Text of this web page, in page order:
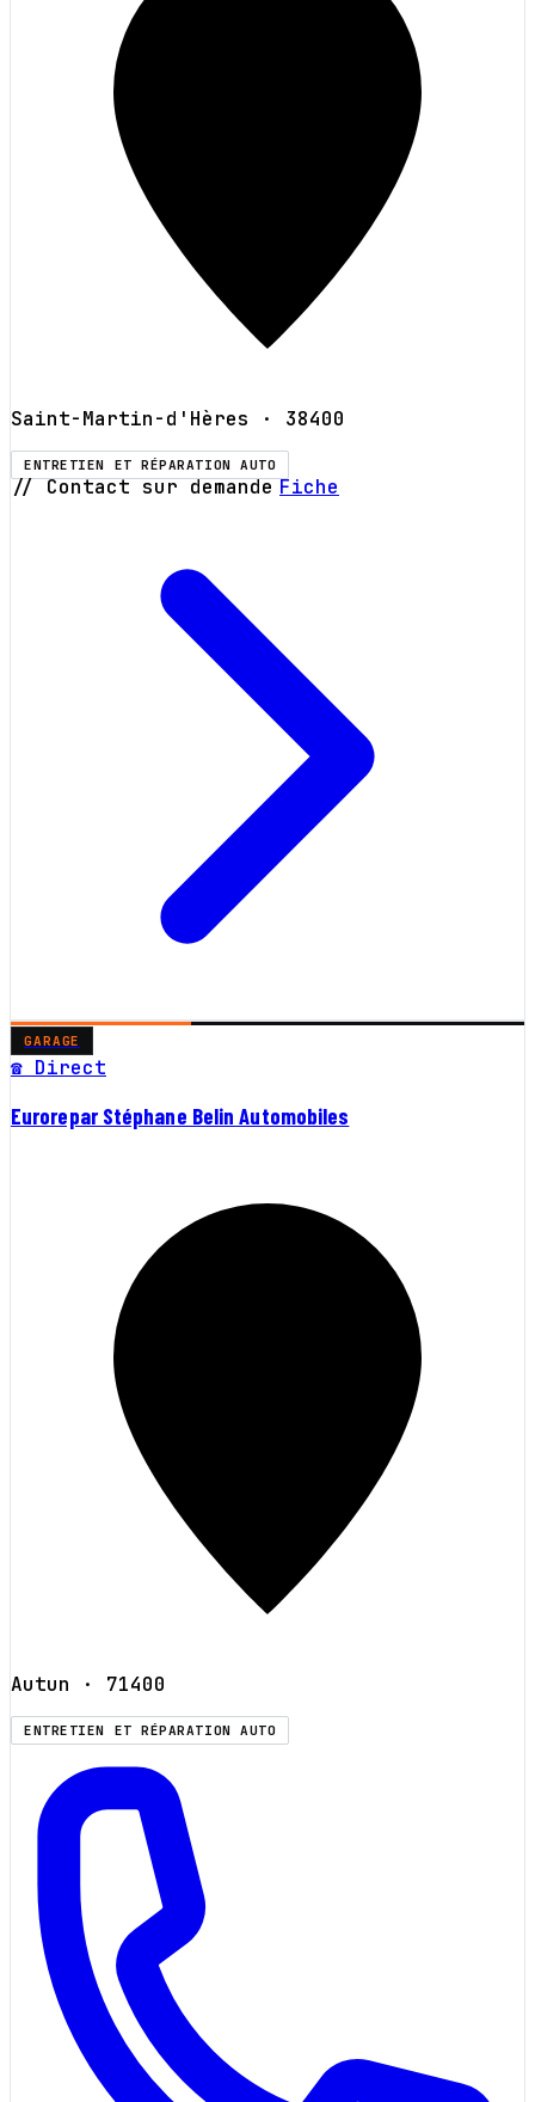
Saint-Martin-d'Hères · 38400
ENTRETIEN ET RÉPARATION AUTO
// Contact sur demande Fiche
GARAGE
☎ Direct
Eurorepar Stéphane Belin Automobiles
Autun · 71400
ENTRETIEN ET RÉPARATION AUTO